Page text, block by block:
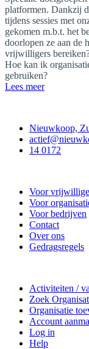
platformen. Dankzij
tijdens sessies met
gekomen m.b.t. het
doorlopen ze aan de
vrijwilligers
Hoe kan ik
gebruiken?
Lees meer
Nieuwkoop,
14 0172
Voor
Voor
Voor bedrijven
Contact
Over ons
Gedragsregels
Activiteiten /
Zoek
Organisatie
Account
Log in
Help